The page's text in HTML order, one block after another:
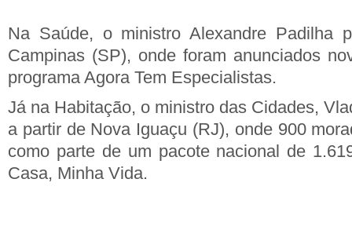
Na Saúde, o ministro Alexandre Padilha
Campinas (SP), onde foram anunciados
programa Agora Tem Especialistas.
Já na Habitação, o ministro das Cidades,
a partir de Nova Iguaçu (RJ), onde 900
como parte de um pacote nacional de
Casa, Minha Vida.